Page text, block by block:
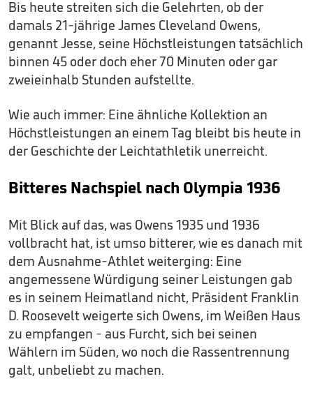
Bis heute streiten sich die Gelehrten, ob der
damals 21-jährige James Cleveland Owens,
genannt Jesse, seine Höchstleistungen tatsächlich
binnen 45 oder doch eher 70 Minuten oder gar
zweieinhalb Stunden aufstellte.
Wie auch immer: Eine ähnliche Kollektion an
Höchstleistungen an einem Tag bleibt bis heute in
der Geschichte der Leichtathletik unerreicht.
Bitteres Nachspiel nach Olympia 1936
Mit Blick auf das, was Owens 1935 und 1936
vollbracht hat, ist umso bitterer, wie es danach mit
dem Ausnahme-Athlet weiterging: Eine
angemessene Würdigung seiner Leistungen gab
es in seinem Heimatland nicht, Präsident Franklin
D. Roosevelt weigerte sich Owens, im Weißen Haus
zu empfangen - aus Furcht, sich bei seinen
Wählern im Süden, wo noch die Rassentrennung
galt, unbeliebt zu machen.